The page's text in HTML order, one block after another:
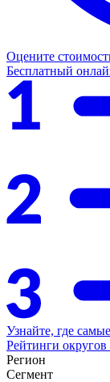
Оцените
Бесплатный
Узнайте, где
Рейтинги
Регион
Сегмент